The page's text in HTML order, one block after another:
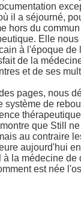
il a séjourné,
hors du
Elle
à l'époque de
de la
et de ses
pages, nous
système de
que Still
au contraire
aujourd'hui
la médecine
est née